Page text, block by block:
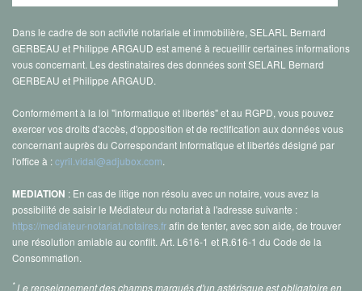
Dans le cadre de son activité notariale et immobilière, SELARL Bernard
GERBEAU et Philippe ARGAUD est amené à recueillir certaines informations
vous concernant. Les destinataires des données sont SELARL Bernard
GERBEAU et Philippe ARGAUD.
Conformément à la loi "informatique et libertés" et au RGPD, vous pouvez
exercer vos droits d'accès, d'opposition et de rectification aux données vous
concernant auprès du Correspondant Informatique et libertés désigné par
l'office à :cyril.vidal@adjubox.com.
MEDIATION : En cas de litige non résolu avec un notaire, vous avez la
possibilité de saisir le Médiateur du notariat à l'adresse suivante :
https://mediateur-notariat.notaires.frafin de tenter, avec son aide, de trouver
une résolution amiable au conflit. Art. L616-1 et R.616-1 du Code de la
Consommation.
*Le renseignement des champs marqués d'un astérisque est obligatoire en